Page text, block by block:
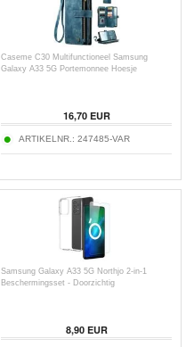
Caseme C30 Multifunctioneel Samsung
Galaxy A33 5G Portemonnee Hoesje
16,70EUR
ARTIKELNR.: 247485-VAR
Samsung Galaxy A33 5G Northjo 2-in-1
Beschermingsset - Doorzichtig
8,90EUR